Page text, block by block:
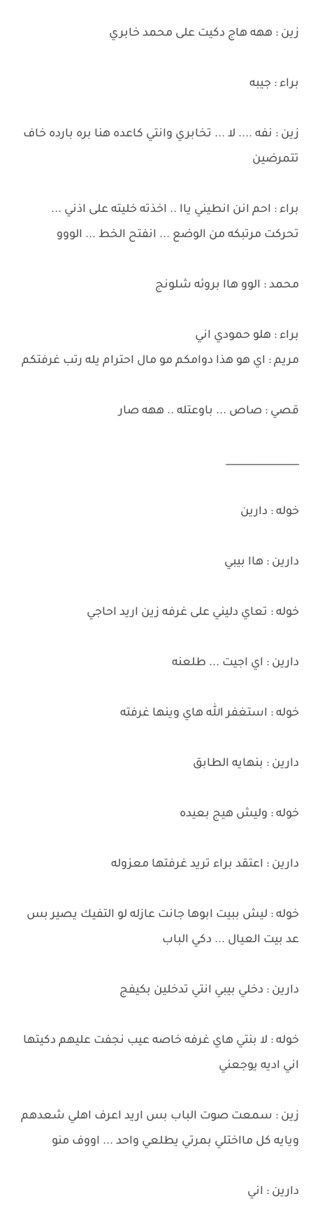
زين : ههه هاج دكيت على محمد خابري
براء : جيبه
زين : نفه .... لا ... تخابري وانتي كاعده هنا بره بارده خاف
تتمرضين
براء : احم انن انطيني ياا .. اخذته خليته على اذني ...
تحركت مرتبكه من الوضع ... انفتح الخط ... الووو
محمد : الوو هاا بروئه شلونج
براء : هلو حمودي اني
مريم : اي هو هذا دوامكم مو مال احترام يله رتب غرفتكم
قصي : صاص ... باوعتله .. ههه صار
_______________
خوله : دارين
دارين : هاا بيبي
خوله : تعاي دليني على غرفه زين اريد احاجي
دارين : اي اجيت ... طلعنه
خوله : استغفر الله هاي وينها غرفته
دارين : بنهايه الطابق
خوله : وليش هيج بعيده
دارين : اعتقد براء تريد غرفتها معزوله
خوله : ليش ببيت ابوها جانت عازله لو التفيك يصير بس
عد بيت العيال ... دكي الباب
دارين : دخلي بيبي انتي تدخلين بكيفج
خوله : لا بنتي هاي غرفه خاصه عيب نجفت عليهم دكيتها
اني اديه يوجعني
زين : سمعت صوت الباب بس اريد اعرف اهلي شعدهم
ويايه كل مااختلي بمرتي يطلعي واحد ... اووف منو
دارين : اني